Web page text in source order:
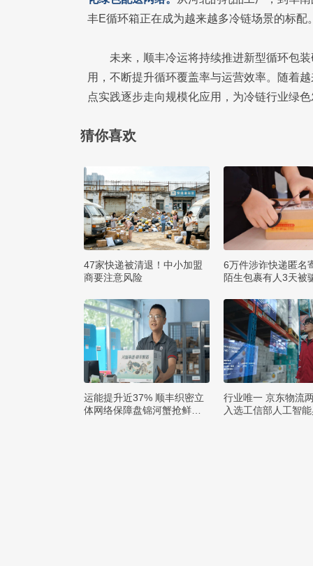
丰E循环箱正在成为越来越多冷链场景的标配
未来，顺丰冷运将持续推进新型循环包
用，不断提升循环覆盖率与运营效率。随着
点实践逐步走向规模化应用，为冷链行业绿
猜你喜欢
47家快递被清退！中小加盟
商要注意风险
6万件涉诈快递匿名
陌生包裹有人3天被
运能提升近37% 顺丰织密立
体网络保障盘锦河蟹抢鲜出
行业唯一 京东物流
入选工信部人工智